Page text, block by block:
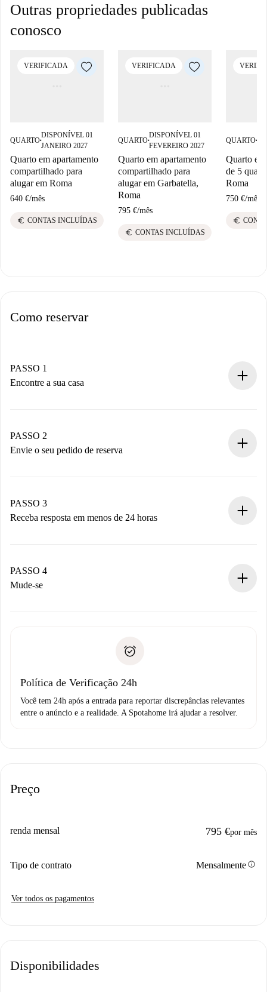
Outras propriedades publicadas
conosco
VERIFICADA
QUARTO■
DISPONÍVEL 01
JANEIRO 2027
Quarto em apartamento
compartilhado para
alugar em Roma
640 €/mês
euro CONTAS INCLUÍDAS
VERIFICADA
QUARTO■
DISPONÍVEL 01
FEVEREIRO 2027
Quarto em apartamento
compartilhado para
alugar em Garbatella,
Roma
795 €/mês
euro CONTAS INCLUÍDAS
QUARTO■
Quarto
de 5
Roma
750 €/mês
euro
Como reservar
PASSO 1
Encontre a sua casa
Você tem todas as informações necessárias
antecipadamente.
PASSO 2
Envie o seu pedido de reserva
Não cobramos nada até que o proprietário confirme.
PASSO 3
Receba resposta em menos de 24 horas
proprietário.
Se recusada: não cobraremos nada e ofereceremos
Débito direto bancário
PASSO 4
Mude-se
não comunicar nenhum problema.
Política de Verificação 24h
Você tem 24h após a entrada para reportar discrepâncias relevantes
entre o anúncio e a realidade. A Spotahome irá ajudar a resolver.
Preço
renda mensal 795 €por mês
Tipo de contrato Mensalmenteinfo
Ver todos os pagamentos
Disponibilidades